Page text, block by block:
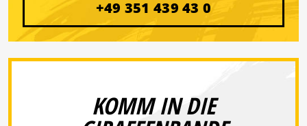
+49 351 439 43 0
KOMM IN DIE